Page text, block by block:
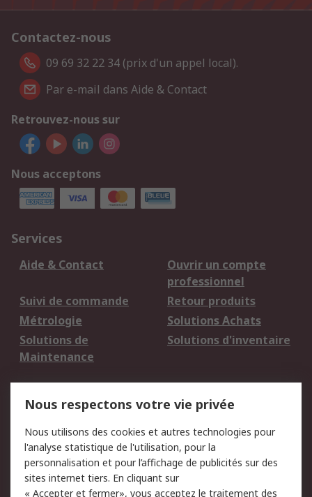
Contactez-nous
09 69 32 22 34 (prix d'un appel local).
Par e-mail dans Aide & Contact
Retrouvez-nous sur
Nous acceptons
Services
Aide & Contact
Ouvrir un compte
professionnel
Suivi de commande
Retour produits
Métrologie
Solutions Achats
Solutions de
Maintenance
Solutions d'inventaire
du site
Politique de protection
des données - Mise à
jour
Sécurité des E-mails
Nous respectons votre vie privée
Nous utilisons des cookies et autres technologies pour
l'analyse statistique de l'utilisation, pour la
personnalisation et pour l’affichage de publicités sur des
sites internet tiers. En cliquant sur
« Accepter et fermer», vous acceptez le traitement des